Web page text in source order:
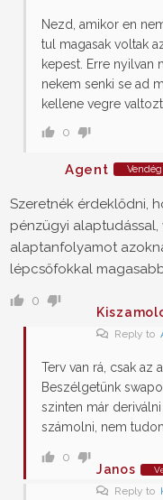
Nezd, amikor en
tul magasak voltak
kepest. Erre nyilvan
nekem senki se ad
kellene vegre
0
Agent Vendég
Szeretnék érdeklődni,
pénzügyi
alaptanfolyamot
lépcsőfokkal
0
Reply to
Terv van rá, csak
Beszélgetünk
szinten már
számolni, nem
0
Janos
Reply to